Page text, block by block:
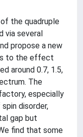
the quadruple
via several
propose a new
to the effect
around 0.7, 1.5,
The
especially
disorder,
gap but
find that some